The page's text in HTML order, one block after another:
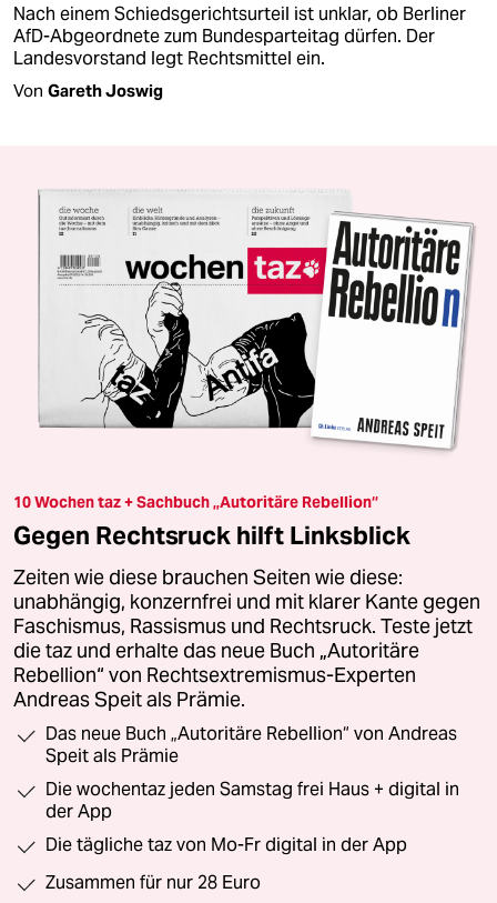
Nach einem Schiedsgerichtsurteil ist unklar, ob Berliner
AfD-Abgeordnete zum Bundesparteitag dürfen. Der
Landesvorstand legt Rechtsmittel ein.
Von Gareth Joswig
10 Wochen taz + Sachbuch „Autoritäre Rebellion“
Gegen Rechtsruck hilft Linksblick
Zeiten wie diese brauchen Seiten wie diese:
unabhängig, konzernfrei und mit klarer Kante gegen
Faschismus, Rassismus und Rechtsruck. Teste jetzt
die taz und erhalte das neue Buch „Autoritäre
Rebellion“ von Rechtsextremismus-Experten
Andreas Speit als Prämie.
Das neue Buch „Autoritäre Rebellion“ von Andreas
Speit als Prämie
Die wochentaz jeden Samstag frei Haus + digital in
der App
Die tägliche taz von Mo-Fr digital in der App
Zusammen für nur 28 Euro